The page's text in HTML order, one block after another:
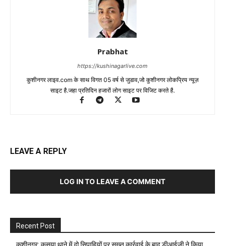
Prabhat
https://kushinagarlive.com
कुशीनगर लाइव.com के साथ विगत 05 वर्ष से जुडाव,जो कुशीनगर लोकप्रिय न्यूज़
साइट है.जहा प्रतिदिन हजारों लोग साइट पर विजिट करते है.
LEAVE A REPLY
LOG IN TO LEAVE A COMMENT
Recent Post